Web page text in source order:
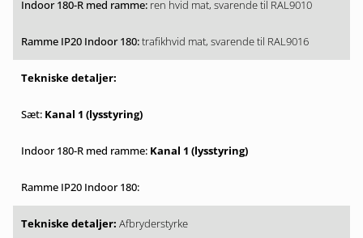
ren hvid mat, svarende til RAL9010
trafikhvid mat, svarende til RAL9016
Kanal 1 (lysstyring)
Kanal 1 (lysstyring)
Afbryderstyrke